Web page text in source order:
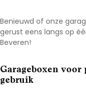
Benieuwd of onze
gerust eens langs op
Beveren!
Garageboxen
gebruik